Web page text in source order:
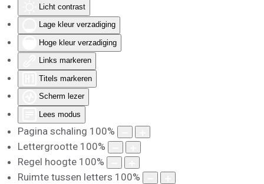
Licht contrast
Lage kleur verzadiging
Hoge kleur verzadiging
Links markeren
Titels markeren
Scherm lezer
Lees modus
Pagina schaling 100%
Lettergrootte 100%
Regel hoogte 100%
Ruimte tussen letters 100%